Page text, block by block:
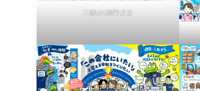
三菱UFJ銀行さま